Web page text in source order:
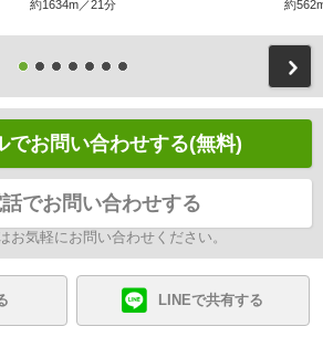
約1634m／21分 約
でお問い合わせする(無料)
話でお問い合わせする
お気軽にお問い合わせください。
LINEで共有する